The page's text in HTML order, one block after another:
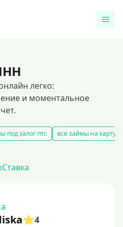
легко:
и моментальное
под залог птс все займы на карту
Ставка
4